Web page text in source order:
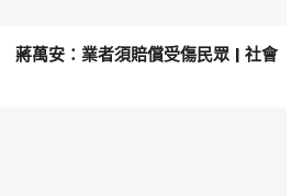
萬安：業者須賠償受傷民眾 | 社會